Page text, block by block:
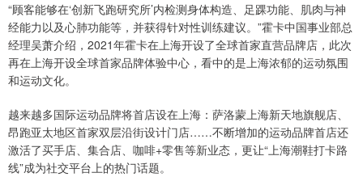
“顾客能够在‘创新飞跑研究所’内检测身体构造、足踝功能、肌肉与神
经能力以及心肺功能等，并获得针对性训练建议。”霍卡中国事业部总
经理吴萧介绍，2021年霍卡在上海开设了全球首家直营品牌店，此次
再在上海开设全球首家品牌体验中心，看中的是上海浓郁的运动氛围
和运动文化。
越来越多国际运动品牌将首店设在上海：萨洛蒙上海新天地旗舰店、
昂跑亚太地区首家双层沿街设计门店……不断增加的运动品牌首店还
激活了买手店、集合店、咖啡+零售等新业态，更让“上海潮鞋打卡路
线”成为社交平台上的热门话题。